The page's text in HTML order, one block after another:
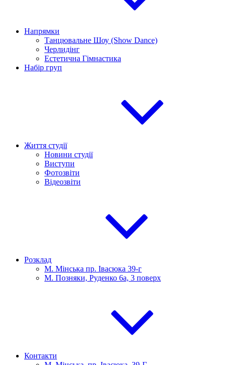
Напрямки
Танцювальне Шоу (Show Dance)
Черлидінг
Естетична Гімнастика
Набір груп
Життя студії
Новини студії
Виступи
Фотозвіти
Відеозвіти
Розклад
М. Мінська пр. Івасюка 39-г
М. Позняки, Руденко 6а, 3 поверх
Контакти